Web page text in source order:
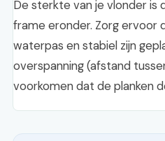
De sterkte van je vlonder is
frame eronder. Zorg ervoor
waterpas en stabiel zijn
overspanning (afstand
voorkomen dat de planken